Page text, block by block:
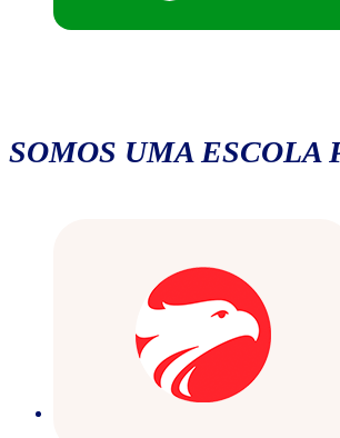
SOMOS UMA ESCOLA